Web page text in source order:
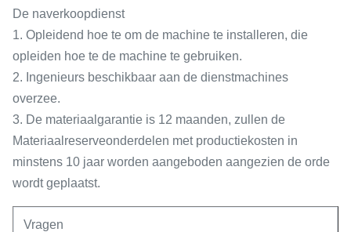
De naverkoopdienst
1. Opleidend hoe te om de machine te installeren, die
opleiden hoe te de machine te gebruiken.
2. Ingenieurs beschikbaar aan de dienstmachines
overzee.
3. De materiaalgarantie is 12 maanden, zullen de
Materiaalreserveonderdelen met productiekosten in
minstens 10 jaar worden aangeboden aangezien de orde
wordt geplaatst.
Vragen